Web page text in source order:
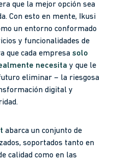
que la mejor opción sea
Con esto en mente, Ikusi
un entorno conformado
y funcionalidades de
que cada empresa solo
necesita y que le
eliminar – la riesgosa
digital y
abarca un conjunto de
soportados tanto en
calidad como en las